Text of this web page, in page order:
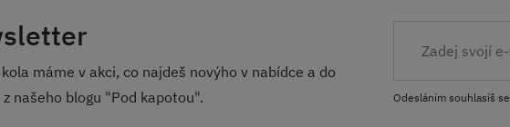
máme v akci, co najdeš novýho v nabídce a do
našeho blogu "Pod kapotou".
Odesláním souhlasíš se